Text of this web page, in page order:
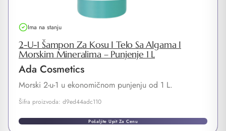
Ima na stanju
2-U-1 Šampon Za Kosu I Telo Sa Algama I
Morskim Mineralima – Punjenje 1 L
Ada Cosmetics
Morski 2-u-1 u ekonomičnom punjenju od 1 L.
Šifra proizvoda: d9ed44adc110
Pošaljite Upit Za Cenu